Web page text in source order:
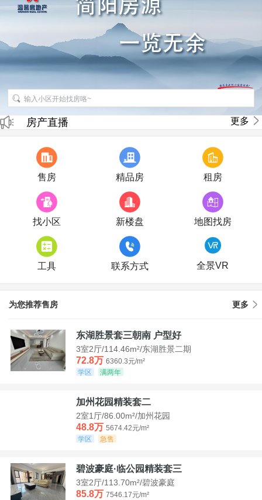
招聘房产销售经纪人
房产直播 更多
售房 精品房 租房
找小区 新楼盘 地图找房
工具 联系方式 全景VR
为您推荐售房 更多
东湖胜景套三朝南 户型好
3室2厅/114.46m²/东湖胜景二期
72.8万 6360.3元/m²
学区
满两年
加州花园精装套二
2室1厅/86.00m²/加州花园
48.8万 5674.42元/m²
学区
急售
碧波豪庭·临公园精装套三
3室2厅/113.70m²/碧波豪庭
85.8万 7546.17元/m²